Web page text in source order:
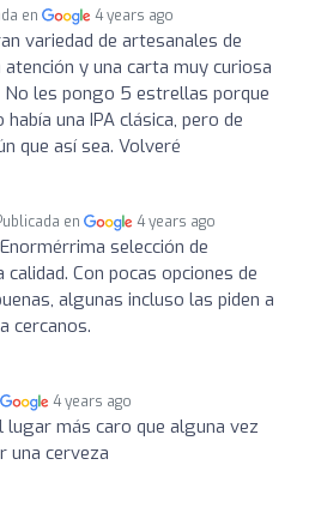
en 4 years ago
variedad de artesanales de
atención y una carta muy curiosa
No les pongo 5 estrellas porque
una IPA clásica, pero de
que así sea. Volveré
en 4 years ago
Enormérrima selección de
Con pocas opciones de
algunas incluso las piden a
cercanos.
4 years ago
lugar más caro que alguna vez
una cerveza